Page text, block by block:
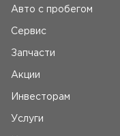
Авто c пробегом
Сервис
Запчасти
Акции
Инвесторам
Услуги